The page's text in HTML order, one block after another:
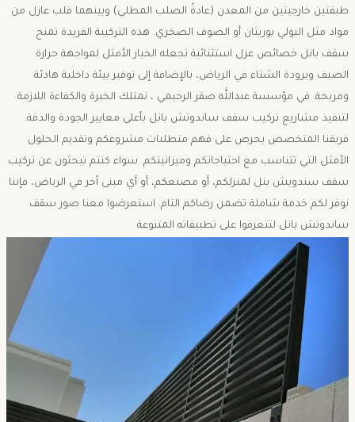
طبقتين خارجيتين من المعدن (عادةً الصلب المطلي) وبينهما قلب عازل من
مواد مثل البولي يوريثان أو الصوف الصخري. هذه التركيبة الفريدة تمنح
سقف بانل خصائص عزل استثنائية تجعله الخيار الأمثل لمواجهة حرارة
الصيف وبرودة الشتاء في الرياض، بالإضافة إلى توفير بيئة داخلية هادئة
ومريحة. في مؤسسة عبدالله صقر الرحيمي ، نمتلك الخبرة والكفاءة اللازمة
لتنفيذ مشاريع تركيب سقف ساندوتش بانل بأعلى معايير الجودة والدقة.
فريقنا المتخصص يحرص على فهم متطلبات مشروعكم وتقديم الحلول
الأمثل التي تتناسب مع احتياجاتكم وميزانيتكم. سواء كنتم تبحثون عن تركيب
سقف سندويش بنل لمنزلكم، أو مصنعكم، أو أي مبنى آخر في الرياض، فإننا
نوفر لكم خدمة شاملة تضمن رضاكم التام. استعرضوا معنا صور سقف
ساندوتش بانل لتتعرفوا على تطبيقاته المتنوعة